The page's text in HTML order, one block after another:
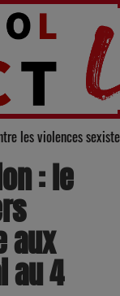
loi intégrale contre
: le
aux
au 4